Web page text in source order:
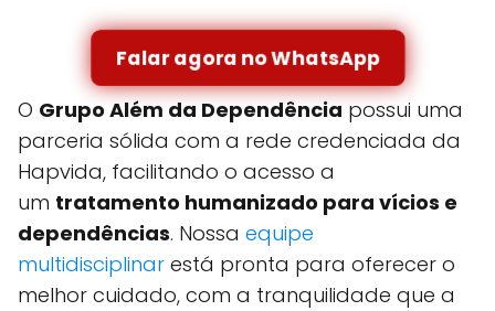
Falar agora no WhatsApp
O Grupo Além da Dependência possui uma
parceria sólida com a rede credenciada da
Hapvida, facilitando o acesso a
um tratamento humanizado para vícios e
dependências. Nossa equipe
multidisciplinar está pronta para oferecer o
melhor cuidado, com a tranquilidade que a